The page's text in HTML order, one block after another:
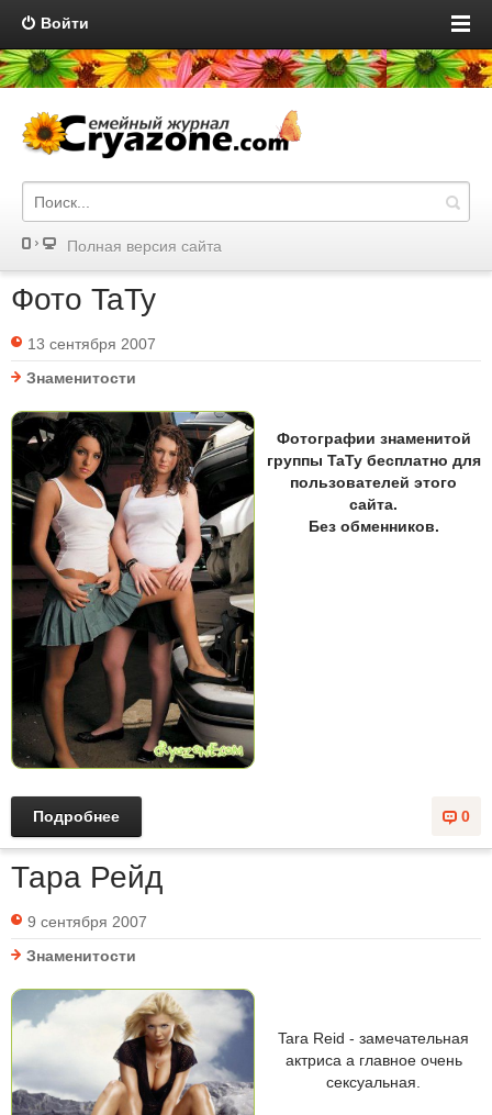
Войти
Полная версия сайта
Фото TaTy
13 сентября 2007
Знаменитости
Фотографии знаменитой
группы TaTy бесплатно для
пользователей этого
сайта.
Без обменников.
0
Подробнее
Тара Рейд
9 сентября 2007
Знаменитости
Tara Reid - замечательная
актриса а главное очень
сексуальная.